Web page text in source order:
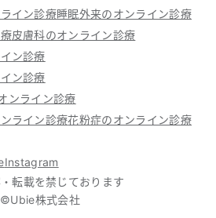
イン診療睡眠外来のオンライン診療
皮膚科のオンライン診療
ン診療
ン診療
ンライン診療
ライン診療花粉症のオンライン診療
Instagram
転載を禁じております
©Ubie株式会社